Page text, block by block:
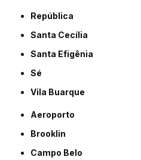
República
Santa Cecília
Santa Efigênia
Sé
Vila Buarque
Aeroporto
Brooklin
Campo Belo